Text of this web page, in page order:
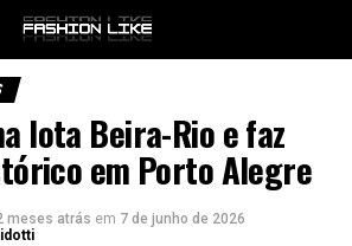
lota Beira-Rio e faz
em Porto Alegre
meses atrás em 7 de junho de 2026